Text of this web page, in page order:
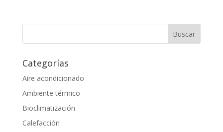
Categorías
Aire acondicionado
Ambiente térmico
Bioclimatización
Calefacción